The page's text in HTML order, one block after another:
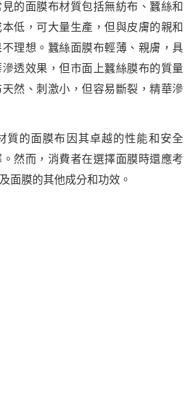
的面膜布材質包括無紡布、蠶絲和
低，可大量生產，但與皮膚的親和
理想。蠶絲面膜布輕薄、親膚，具
透效果，但市面上蠶絲膜布的質量
然、刺激小，但容易斷裂，精華滲
質的面膜布因其卓越的性能和安全
然而，消費者在選擇面膜時還應考
面膜的其他成分和功效。